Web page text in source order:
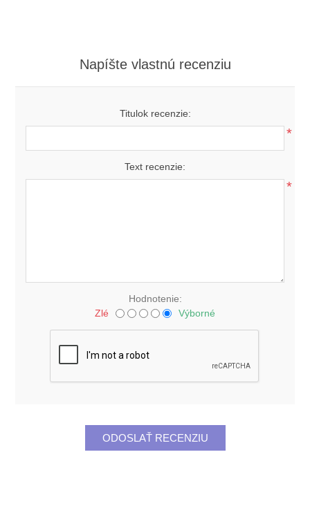
Napíšte vlastnú recenziu
Titulok recenzie:
*
Text recenzie:
*
Hodnotenie:
Zlé
Výborné